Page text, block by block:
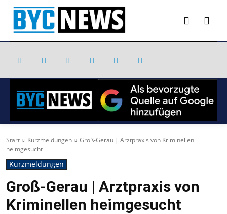
Start Kurzmeldungen
Groß-Gerau | Arztpraxis von Kriminellen
heimgesucht
Kurzmeldungen
Groß-Gerau | Arztpraxis von
Kriminellen heimgesucht